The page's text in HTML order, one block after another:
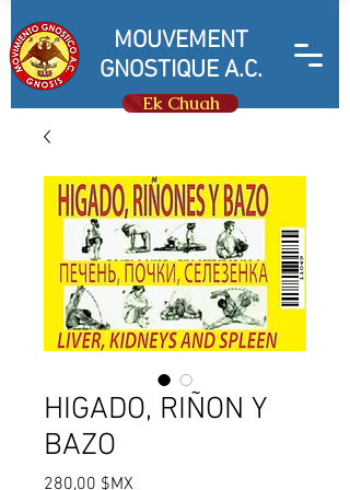
MOUVEMENT
GNOSTIQUE A.C.
Ek Chuah
HIGADO, RIÑON Y
BAZO
280,00 $MX